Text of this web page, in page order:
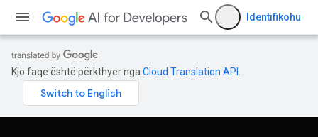
Identifikohu
Kjo faqe është përkthyer nga Cloud Translation API